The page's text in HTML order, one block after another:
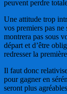
peuvent perdre
Une attitude trop
vos premiers pas ne
montrera pas sous
départ et d’être
redresser la
Il faut donc
pour gagner en
seront plus